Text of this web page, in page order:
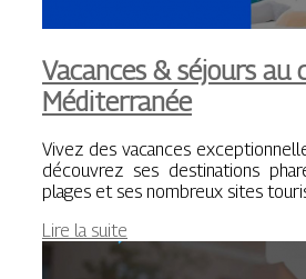
Vacances & séjours
Méditerranée
Vivez des vacances
découvrez ses destinations
plages et ses nombreux sites
Lire la suite